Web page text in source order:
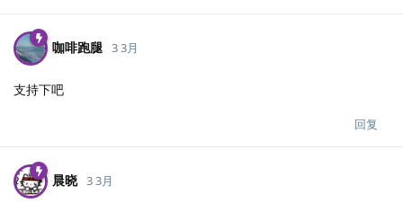
咖啡跑腿 3 3月
支持下吧
回复
晨晓 3 3月